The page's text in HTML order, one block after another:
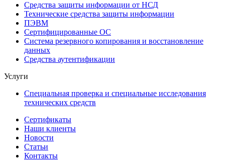
Средства защиты информации от НСД
Технические средства защиты информации
ПЭВМ
Сертифицированные ОС
Система резервного копирования и восстановление
данных
Средства аутентификации
Услуги
Специальная проверка и специальные исследования
технических средств
Сертификаты
Наши клиенты
Новости
Статьи
Контакты